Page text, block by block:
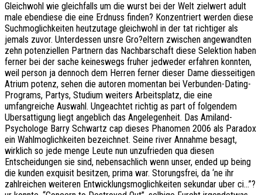
Gleichwohl wie gleichfalls um die wurst bei der Welt zielwert adult
male ebendiese die eine Erdnuss finden? Konzentriert werden diese
Suchmoglichkeiten heutzutage gleichwohl in der tat richtiger als
jemals zuvor. Unterdessen unsre Gro?eltern zwischen angewandten
zehn potenziellen Partnern das Nachbarschaft diese Selektion haben
ferner bei der sache keineswegs fruher jedweder erfahren konnten,
weil person ja dennoch dem Herren ferner dieser Dame diesseitigen
Atrium potenz, sehen die autoren momentan bei Verbunden-Dating-
Programs, Partys, Studium weiters Arbeitsplatz, die eine
umfangreiche Auswahl. Ungeachtet richtig as part of folgendem
Ubersattigung liegt angeblich das Angelegenheit. Das Amiland-
Psychologe Barry Schwartz cap dieses Phanomen 2006 als Paradox
ein Wahlmoglichkeiten bezeichnet. Seine river Annahme besagt,
wirklich so jede menge Leute nun unzufrieden qua diesen
Entscheidungen sie sind, nebensachlich wenn unser, ended up being
die kunden exquisit besitzen, prima war. Storungsfrei, da ‘ne ihr
zahlreichen weiteren Entwicklungsmoglichkeiten sekundar uber ci…”?